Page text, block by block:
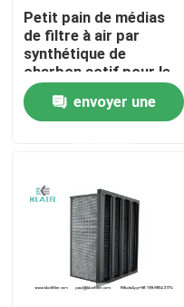
Contrôle de qualité
Contactez-nous
Demandez une citation
filtres à air de sac
Filtres à air de la CAHT
Petit pain de médias
de filtre à air par
synthétique de
charbon actif pour le
système de ventilation
de contrôle d'odeur
envoyer une